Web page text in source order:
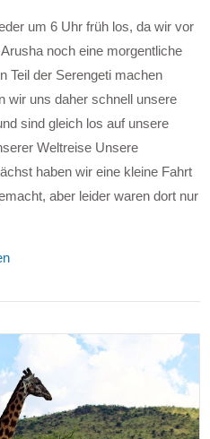
POST
um 6 Uhr früh los, da wir vor
noch eine morgentliche
Teil der Serengeti machen
wir uns daher schnell unsere
sind gleich los auf unsere
Weltreise Unsere
haben wir eine kleine Fahrt
aber leider waren dort nur